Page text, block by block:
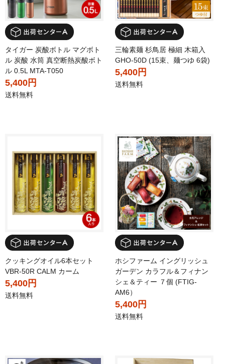
タイガー 炭酸ボトル マグボト
ル 炭酸 水筒 真空断熱炭酸ボト
ル 0.5L MTA-T050
5,400円
送料無料
三輪素麺 杉鳥居 極細 木箱入
GHO-50D (15束、麺つゆ 6袋)
5,400円
送料無料
クッキングオイル6本セット
VBR-50R CALM カーム
5,400円
送料無料
ホシファーム イングリッシュ
ガーデン カラフル＆フィナン
シェ＆ティー ７個 (FTIG-
AM6）
5,400円
送料無料